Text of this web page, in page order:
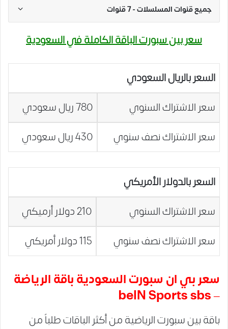
جميع قنوات المسلسلات - 7 قنوات
سعر بين سبورت الباقة الكاملة في السعودية
السعر بالريال السعودي
سعر الاشتراك السنوي
780 ريال سعودي
سعر الاشتراك نصف سنوي
430 ريال سعودي
السعر بالدولار الأمريكي
سعر الاشتراك السنوي
210 دولار أرميكي
سعر الاشتراك نصف سنوي
115 دولار أمريكي
سعر بي ان سبورت السعودية باقة الرياضة
– beIN Sports sbs
باقة بين سبورت الرياضية من أكثر الباقات طلباً من